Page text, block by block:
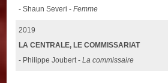
- Shaun Severi -Femme
2019
LA CENTRALE, LE COMMISSARIAT
- Philippe Joubert -La commissaire